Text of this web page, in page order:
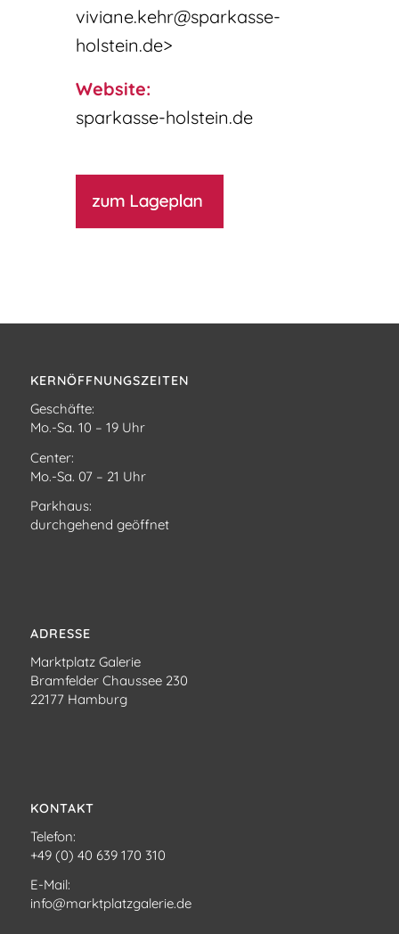
viviane.kehr@sparkasse-
holstein.de>
Website:
sparkasse-holstein.de
KERNÖFFNUNGSZEITEN
Geschäfte:
Mo.-Sa. 10 – 19 Uhr
Center:
Mo.-Sa. 07 – 21 Uhr
Parkhaus:
durchgehend geöffnet
ADRESSE
Marktplatz Galerie
Bramfelder Chaussee 230
22177 Hamburg
KONTAKT
Telefon:
+49 (0) 40 639 170 310
E-Mail:
info@marktplatzgalerie.de